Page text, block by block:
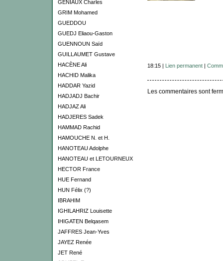
GENIAUX Charles
GRIM Mohamed
GUEDDOU
GUEDJ Eliaou-Gaston
GUENNOUN Saïd
GUILLAUMET Gustave
HACÈNE Ali
HACHID Malika
HADDAR Yazid
HADJADJ Bachir
HADJAZ Ali
HADJERES Sadek
HAMMAD Rachid
HAMOUCHE N. et H.
HANOTEAU Adolphe
HANOTEAU et LETOURNEUX
HECTOR France
HUE Fernand
HUN Félix (?)
IBRAHIM
IGHILAHRIZ Louisette
IHIGATEN Belqasem
JAFFRES Jean-Yves
JAYEZ Renée
JET René
18:15 | Lien permanent|
Les commentaires sont